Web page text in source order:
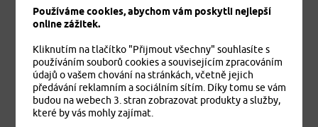
PRODUKTY
Úrazové pojištění
Dětské úrazové pojištění MEDVÍDEK
Základní zdravotní pojištění cizinců
Komplexní zdravotní pojištění cizinců Plus
Komplexní zdravotní pojištění cizinců Exclusive
Používáme cookies, abychom vám poskytli nejlepší
online zážitek.
Kliknutím na tlačítko "Přijmout všechny" souhlasíte s
používáním souborů cookies a souvisejícím zpracováním
údajů o vašem chování na stránkách, včetně jejich
předávání reklamním a sociálním sítím. Díky tomu se vám
budou na webech 3. stran zobrazovat produkty a služby,
které by vás mohly zajímat.